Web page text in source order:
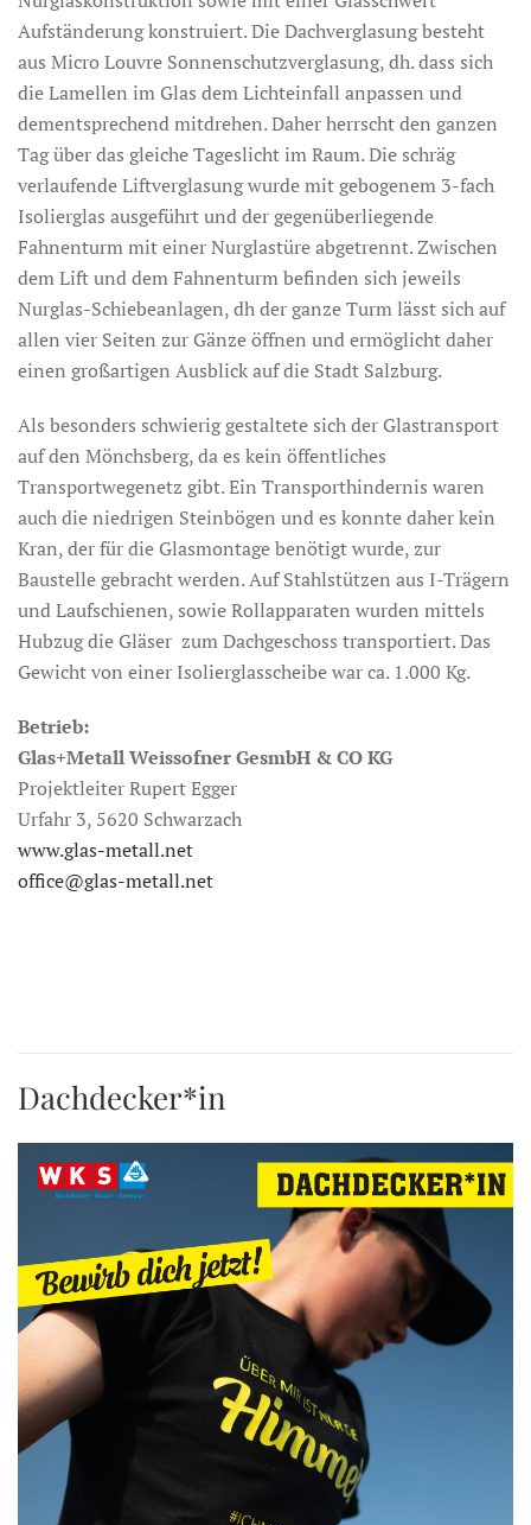
Aufständerung konstruiert. Die Dachverglasung besteht
aus Micro Louvre Sonnenschutzverglasung, dh. dass sich
die Lamellen im Glas dem Lichteinfall anpassen und
dementsprechend mitdrehen. Daher herrscht den ganzen
Tag über das gleiche Tageslicht im Raum. Die schräg
verlaufende Liftverglasung wurde mit gebogenem 3-fach
Isolierglas ausgeführt und der gegenüberliegende
Fahnenturm mit einer Nurglastüre abgetrennt. Zwischen
dem Lift und dem Fahnenturm befinden sich jeweils
Nurglas-Schiebeanlagen, dh der ganze Turm lässt sich auf
allen vier Seiten zur Gänze öffnen und ermöglicht daher
einen großartigen Ausblick auf die Stadt Salzburg.
Als besonders schwierig gestaltete sich der Glastransport
auf den Mönchsberg, da es kein öffentliches
Transportwegenetz gibt. Ein Transporthindernis waren
auch die niedrigen Steinbögen und es konnte daher kein
Kran, der für die Glasmontage benötigt wurde, zur
Baustelle gebracht werden. Auf Stahlstützen aus I-Trägern
und Laufschienen, sowie Rollapparaten wurden mittels
Hubzug die Gläser zum Dachgeschoss transportiert. Das
Gewicht von einer Isolierglasscheibe war ca. 1.000 Kg.
Betrieb:
Glas+Metall Weissofner GesmbH & CO KG
Projektleiter Rupert Egger
Urfahr 3, 5620 Schwarzach
www.glas-metall.net
office@glas-metall.net
Dachdecker*in